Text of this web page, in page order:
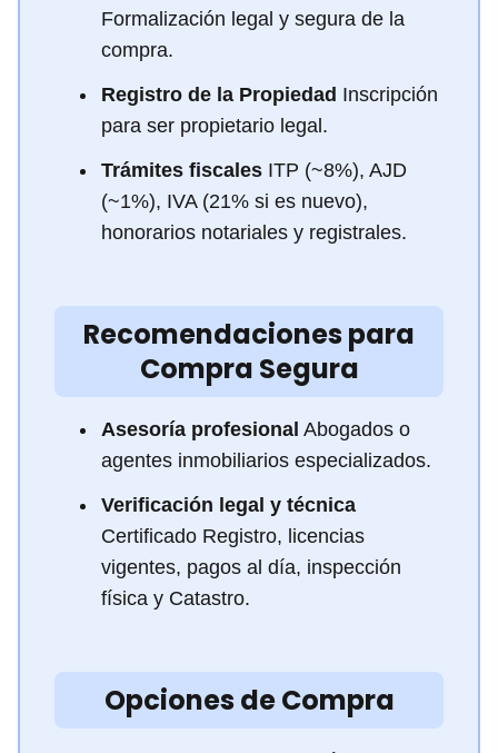
Formalización legal y segura de la
compra.
Registro de la Propiedad Inscripción
para ser propietario legal.
Trámites fiscales ITP (~8%), AJD
(~1%), IVA (21% si es nuevo),
honorarios notariales y registrales.
Recomendaciones para
Compra Segura
Asesoría profesional Abogados o
agentes inmobiliarios especializados.
Verificación legal y técnica
Certificado Registro, licencias
vigentes, pagos al día, inspección
física y Catastro.
Opciones de Compra